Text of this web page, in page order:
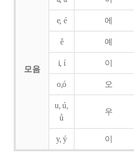
모음
e, é 에
ě 예
i, í 이
o,ó 오
u, ú,
ů
우
y, ý 이